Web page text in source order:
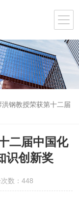
钢教授荣获第十二届
二届中国化
识创新奖
数：448